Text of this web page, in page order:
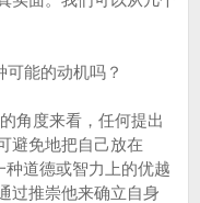
能的动机吗？
角度来看，任何提出
避免地把自己放在
种道德或智力上的优越
过推崇他来确立自身